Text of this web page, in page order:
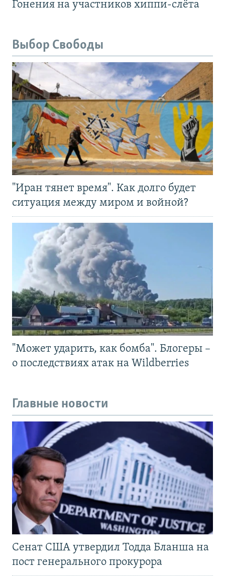
Гонения на участников хиппи-слёта
Выбор Свободы
"Иран тянет время". Как долго будет
ситуация между миром и войной?
"Может ударить, как бомба". Блогеры –
о последствиях атак на Wildberries
Главные новости
Сенат США утвердил Тодда Бланша на
пост генерального прокурора